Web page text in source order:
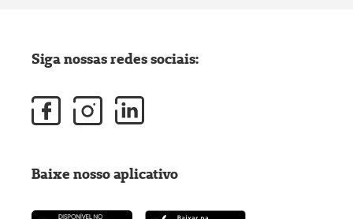
Siga nossas redes sociais:
Baixe nosso aplicativo